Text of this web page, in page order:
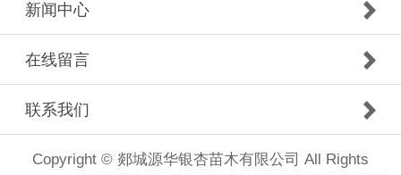
新闻中心
在线留言
联系我们
Copyright © 郯城源华银杏苗木有限公司 All Rights